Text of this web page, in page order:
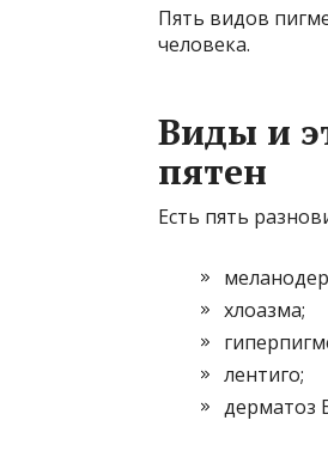
Пять видов
человека.
Виды и
пятен
Есть пять
хлоазма;
лентиго;
дерматоз